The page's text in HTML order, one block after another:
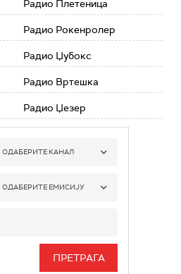
Радио Плетеница
Радио Рокенролер
Радио Џубокс
Радио Вртешка
Радио Џезер
ОДАБЕРИТЕ КАНАЛ
РАДИО БЕОГРАД 1
РАДИО БЕОГРАД 3
ОДАБЕРИТЕ ЕМИСИЈУ